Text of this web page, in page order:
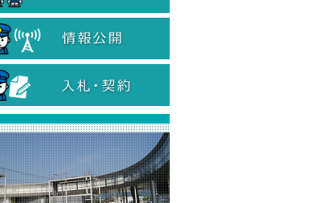
ル
の設置・交換
対する表示制度
な取扱について
制度
の救急車利用ガイ
情報公開・個人情報関係
入札に関する各種様式
入札参加資格関係
煙火消費関係
患者等搬送事業者関係